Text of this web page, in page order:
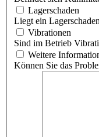
Lagerschaden
Liegt ein
Vibrationen
Sind im Betrieb
Weitere
Können Sie das